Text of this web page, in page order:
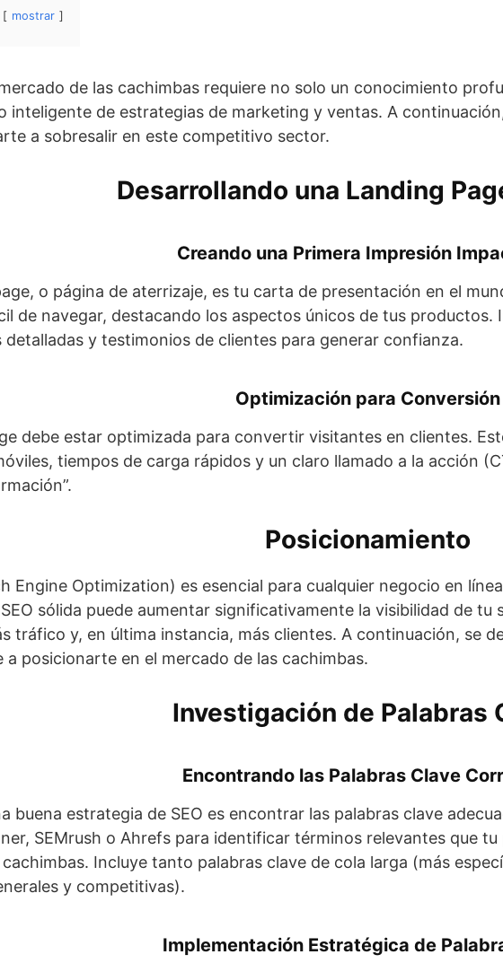
mostrar
de las cachimbas requiere no solo un conocimiento
inteligente de estrategias de marketing y ventas. A
a sobresalir en este competitivo sector.
Desarrollando una Landing
Creando una Primera Impresión
o página de aterrizaje, es tu carta de presentación en el
de navegar, destacando los aspectos únicos de tus productos.
detalladas y testimonios de clientes para generar confianza.
Optimización para Conversión
debe estar optimizada para convertir visitantes en clientes.
tiempos de carga rápidos y un claro llamado a la acción
Posicionamiento
Engine Optimization) es esencial para cualquier negocio en
sólida puede aumentar significativamente la visibilidad de
tráfico y, en última instancia, más clientes. A continuación, se
a posicionarte en el mercado de las cachimbas.
Investigación de Palabras
Encontrando las Palabras Clave
buena estrategia de SEO es encontrar las palabras clave
SEMrush o Ahrefs para identificar términos relevantes que
Incluye tanto palabras clave de cola larga (más
y competitivas).
Implementación Estratégica de